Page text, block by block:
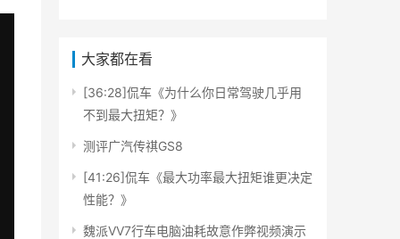
大家都在看
[36:28]侃车《为什么你日常驾驶几乎用
不到最大扭矩？》
测评广汽传祺GS8
[41:26]侃车《最大功率最大扭矩谁更决定
性能？》
魏派VV7行车电脑油耗故意作弊视频演示